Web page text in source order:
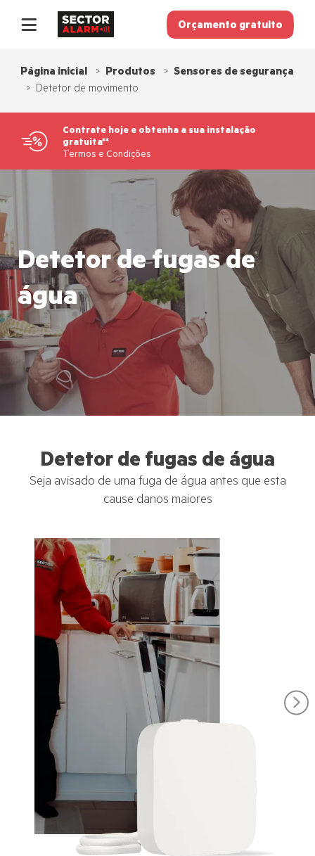
Orçamento gratuito
Recomende um amigo
Contacto
Pagamento
Página inicial Produtos
Sensores de segurança
Detetor de movimento
Contrate hoje e obtenha a sua instalação
gratuita**
Termos e Condições
Detetor de fugas de
água
Detetor de fugas de água
Seja avisado de uma fuga de água antes que esta
cause danos maiores